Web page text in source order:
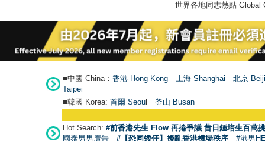
世界各地同志熱點
■中國 China： 香港 Hong Kong 上海 Shanghai
北京
Taipei
■韓國 Korea: 首爾 Seoul 釜山 Busan
Hot Search: #前香港先生 Flow 再捲爭議 昔日鍾培生百萬
國泰男男廣告
#【恐同矮仔】擾亂香港機場秩序 #港男